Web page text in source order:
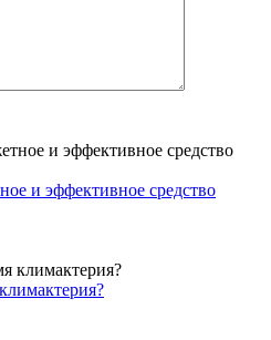
и эффективное средство